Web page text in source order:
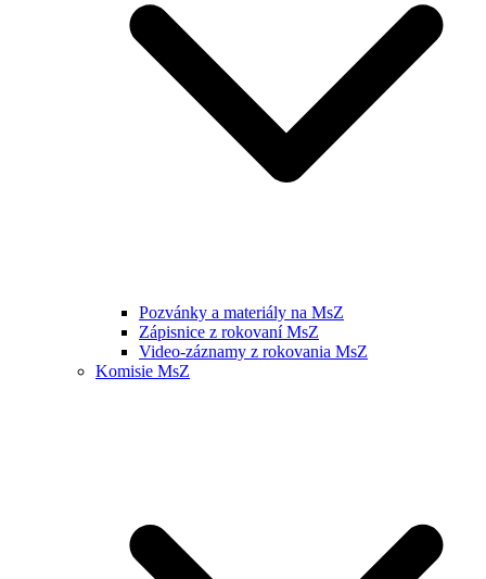
Pozvánky a materiály na MsZ
Zápisnice z rokovaní MsZ
Video-záznamy z rokovania MsZ
Komisie MsZ